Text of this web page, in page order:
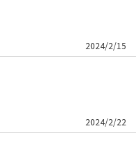
2024/2/15
2024/2/22